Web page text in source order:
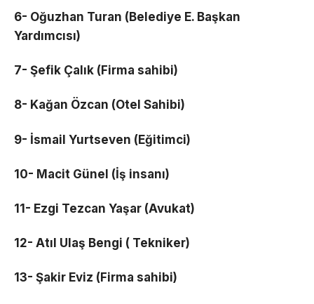
6- Oğuzhan Turan (Belediye E. Başkan
Yardımcısı)
7- Şefik Çalık (Firma sahibi)
8- Kağan Özcan (Otel Sahibi)
9- İsmail Yurtseven (Eğitimci)
10- Macit Günel (İş insanı)
11- Ezgi Tezcan Yaşar (Avukat)
12- Atıl Ulaş Bengi ( Tekniker)
13- Şakir Eviz (Firma sahibi)